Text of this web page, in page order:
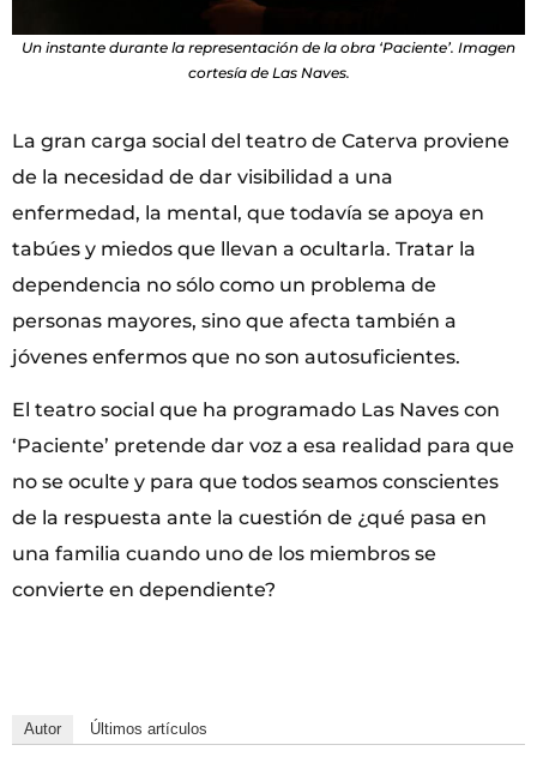
Un instante durante la representación de la obra ‘Paciente’. Imagen
cortesía de Las Naves.
La gran carga social del teatro de Caterva proviene
de la necesidad de dar visibilidad a una
enfermedad, la mental, que todavía se apoya en
tabúes y miedos que llevan a ocultarla. Tratar la
dependencia no sólo como un problema de
personas mayores, sino que afecta también a
jóvenes enfermos que no son autosuficientes.
El teatro social que ha programado Las Naves con
‘Paciente’ pretende dar voz a esa realidad para que
no se oculte y para que todos seamos conscientes
de la respuesta ante la cuestión de ¿qué pasa en
una familia cuando uno de los miembros se
convierte en dependiente?
Autor Últimos artículos